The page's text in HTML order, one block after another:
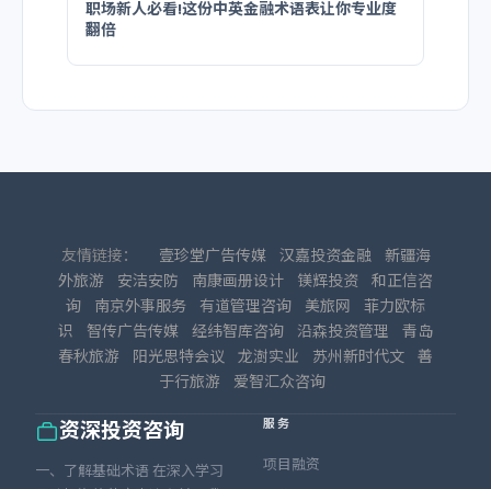
职场新人必看!这份中英金融术语表让你专业度
翻倍
友情链接： 壹珍堂广告传媒 汉嘉投资金融
新疆海
外旅游
安洁安防 南康画册设计 镁辉投资 和正信咨
询
南京外事服务 有道管理咨询 美旅网
菲力欧标
识
智传广告传媒 经纬智库咨询 沿森投资管理
青岛
春秋旅游
阳光思特会议 龙澍实业 苏州新时代文 善
于行旅游
爱智汇众咨询
资深投资咨询
一、了解基础术语 在深入学习
服务
项目融资